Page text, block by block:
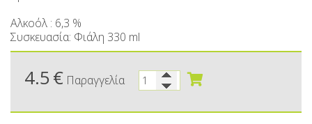
Κεραλοιφές
Μακιγιάζ
Αλμυρά snacks
Ροφήματα
Ελαιόλαδο
Αλκοόλ : 6,3 %
Συσκευασία: Φιάλη 330 ml
4.5 € Παραγγελία